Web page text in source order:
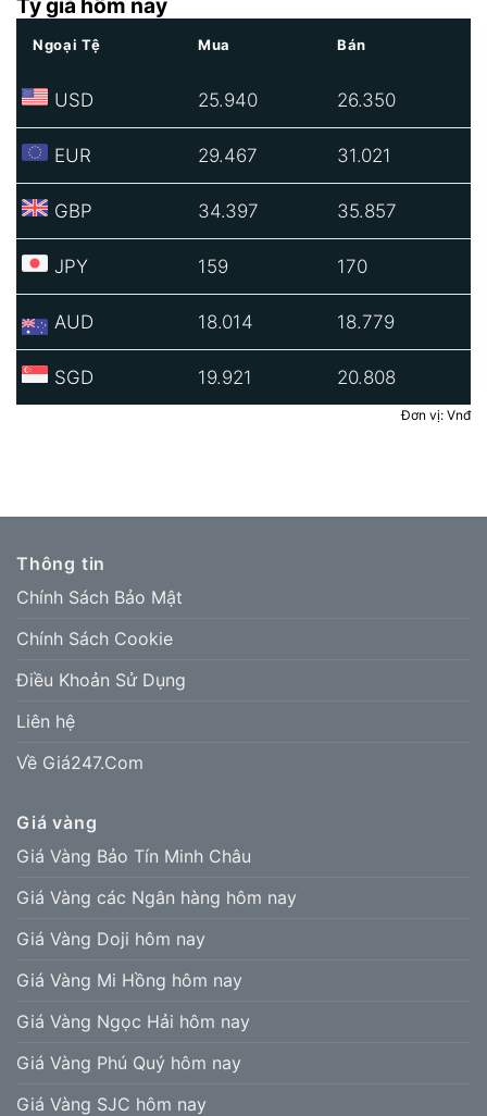
Ngoại Tệ Mua Bán
USD 25.940 26.350
EUR 29.467 31.021
GBP 34.397 35.857
JPY 159 170
AUD 18.014 18.779
SGD 19.921 20.808
Đơn vị: Vnđ
Thông tin
Chính Sách Bảo Mật
Chính Sách Cookie
Điều Khoản Sử Dụng
Liên hệ
Về Giá247.Com
Giá vàng
Giá Vàng Bảo Tín Minh Châu
Giá Vàng các Ngân hàng hôm nay
Giá Vàng Doji hôm nay
Giá Vàng Mi Hồng hôm nay
Giá Vàng Ngọc Hải hôm nay
Giá Vàng Phú Quý hôm nay
Giá Vàng SJC hôm nay